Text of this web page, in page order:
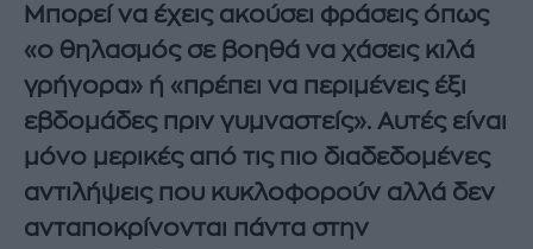
Μπορεί να έχεις ακούσει φράσεις όπως
«ο θηλασμός σε βοηθά να χάσεις κιλά
γρήγορα» ή «πρέπει να περιμένεις έξι
εβδομάδες πριν γυμναστείς». Αυτές είναι
μόνο μερικές από τις πιο διαδεδομένες
αντιλήψεις που κυκλοφορούν αλλά δεν
ανταποκρίνονται πάντα στην